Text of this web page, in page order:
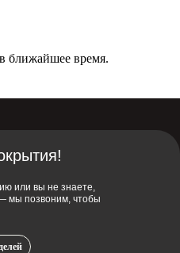
ближайшее время.
или вы не знаете,
мы позвоним, чтобы